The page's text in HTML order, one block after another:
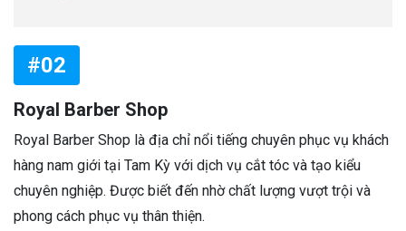
#02
Royal Barber Shop
Royal Barber Shop là địa chỉ nổi tiếng chuyên phục vụ khách
hàng nam giới tại Tam Kỳ với dịch vụ cắt tóc và tạo kiểu
chuyên nghiệp. Được biết đến nhờ chất lượng vượt trội và
phong cách phục vụ thân thiện.